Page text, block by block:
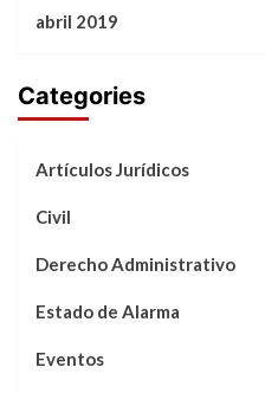
abril 2019
Categories
Artículos Jurídicos
Civil
Derecho Administrativo
Estado de Alarma
Eventos